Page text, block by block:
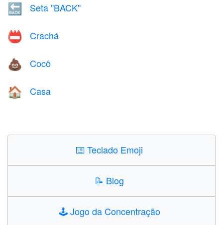
🔙 Seta "BACK"
📛 Crachá
💩 Cocô
🏠 Casa
⌨️Teclado Emoji
📝 Blog
🕹️Jogo da Concentração